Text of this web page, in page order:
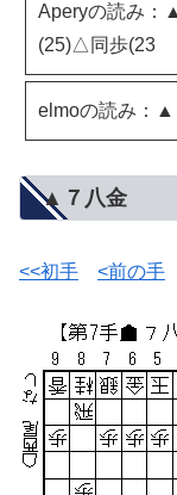
Aperyの読み
(25)△同歩(23
elmoの読み：▲
▲７八金
<<初手 <前の手